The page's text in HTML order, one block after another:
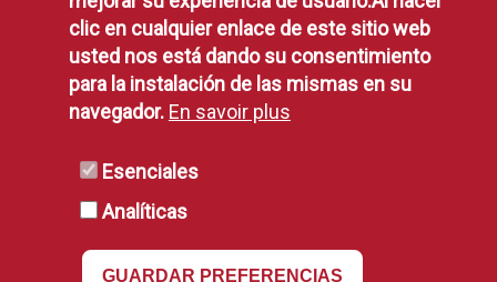
clic en cualquier enlace de este sitio web
usted nos está dando su consentimiento
para la instalación de las mismas en su
navegador. En savoir plus
Esenciales
Analíticas
GUARDAR PREFERENCIAS